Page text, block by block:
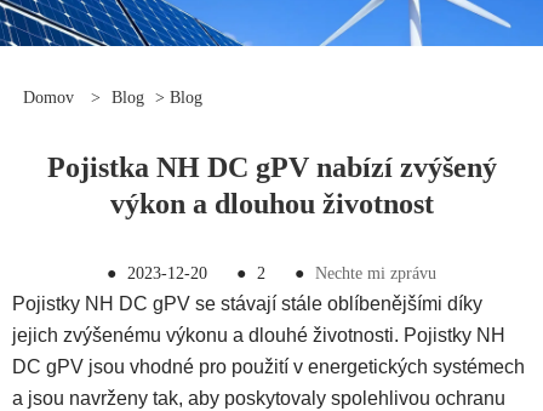
Domov > Blog > Blog
Pojistka NH DC gPV nabízí zvýšený
výkon a dlouhou životnost
● 2023-12-20 ● 2 ● Nechte mi zprávu
Pojistky NH DC gPV se stávají stále oblíbenějšími díky
jejich zvýšenému výkonu a dlouhé životnosti. Pojistky NH
DC gPV jsou vhodné pro použití v energetických systémech
a jsou navrženy tak, aby poskytovaly spolehlivou ochranu